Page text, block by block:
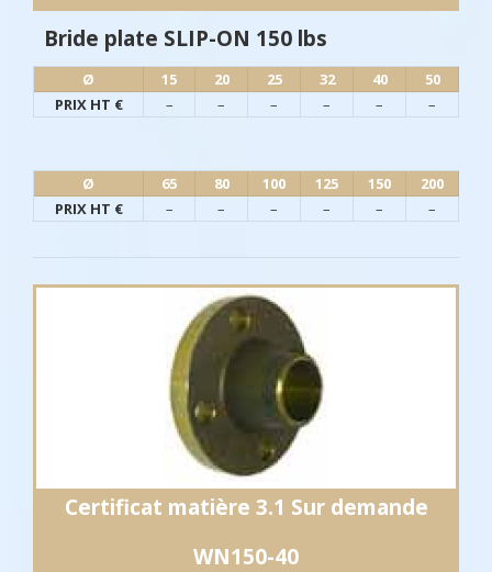
Bride plate SLIP-ON 150 lbs
Ø​ 15 20 25 32 40
50
PRIX HT €
– – – – – –
Ø​ 65 80 100 125 150
200
PRIX HT €
– – – – – –
Certificat matière 3.1 Sur demande
WN150-40